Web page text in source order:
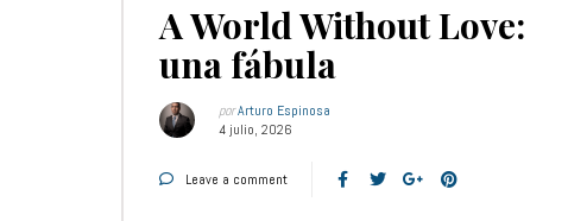
A World Without Love:
una fábula
porArturo Espinosa
4 julio, 2026
Leave a comment